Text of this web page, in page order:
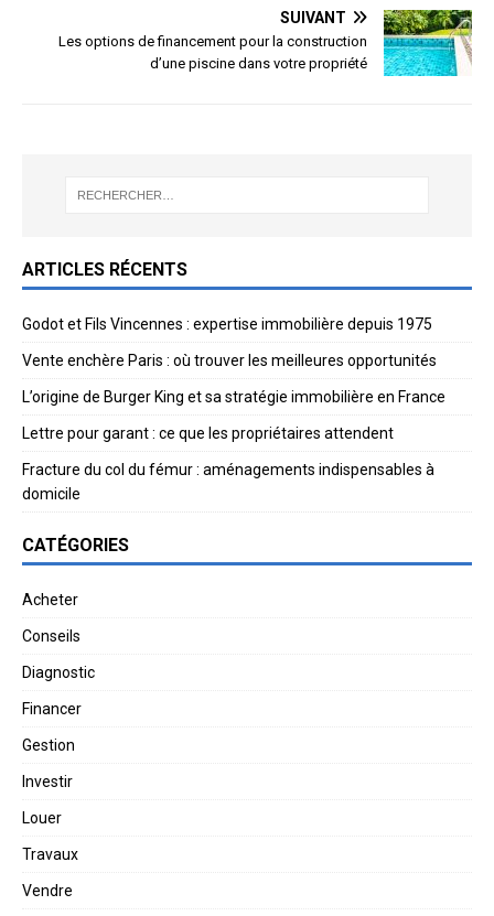
SUIVANT
Les options de financement pour la construction
d’une piscine dans votre propriété
ARTICLES RÉCENTS
Godot et Fils Vincennes : expertise immobilière depuis 1975
Vente enchère Paris : où trouver les meilleures opportunités
L’origine de Burger King et sa stratégie immobilière en France
Lettre pour garant : ce que les propriétaires attendent
Fracture du col du fémur : aménagements indispensables à
domicile
CATÉGORIES
Acheter
Conseils
Diagnostic
Financer
Gestion
Investir
Louer
Travaux
Vendre